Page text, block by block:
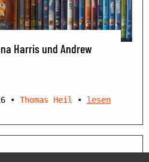
Harris und Andrew
• Thomas Heil • lesen